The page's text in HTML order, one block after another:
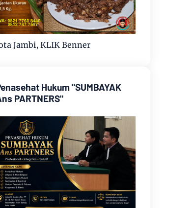
Jambi, KLIK Benner
Hukum "SUMBAYAK
PARTNERS"